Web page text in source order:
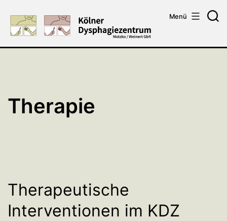
Inhalt
springen
Menü
Therapie
Therapeutische
Interventionen im KDZ